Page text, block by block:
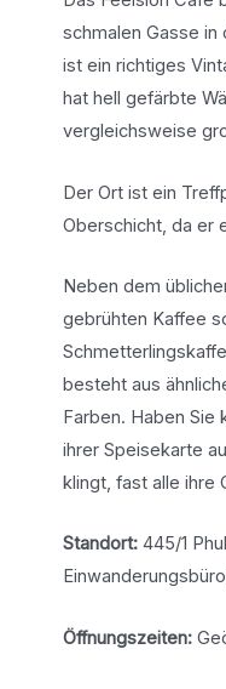
schmalen Gasse in
ist ein richtiges
hat hell gefärbte
vergleichsweise
Der Ort ist ein
Oberschicht, da er
Neben dem
gebrühten Kaffee
besteht aus
Farben. Haben Sie
ihrer Speisekarte
klingt, fast alle ihre
Standort:445/1
Öffnungszeiten: